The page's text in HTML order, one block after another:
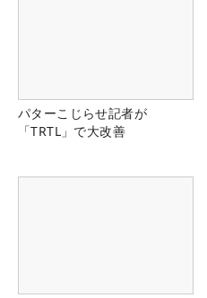
パターこじらせ記者が
「TRTL」で大改善